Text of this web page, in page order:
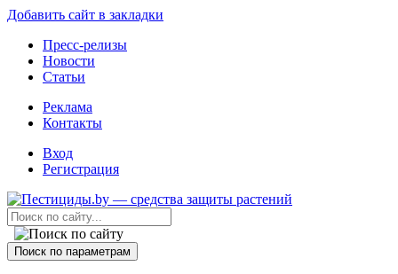
Добавить сайт в закладки
Пресс-релизы
Новости
Статьи
Реклама
Контакты
Вход
Регистрация
Поиск по параметрам